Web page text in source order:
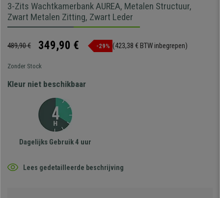
3-Zits Wachtkamerbank AUREA, Metalen Structuur,
Zwart Metalen Zitting, Zwart Leder
489,90 € 349,90 € -29% (423,38 € BTW inbegrepen)
Zonder Stock
Kleur niet beschikbaar
Dagelijks Gebruik 4 uur
Lees gedetailleerde beschrijving